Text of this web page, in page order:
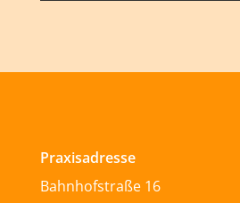
Praxisadresse
Bahnhofstraße 16